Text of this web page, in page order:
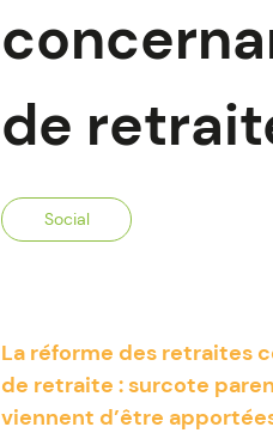
de
Social
La réforme des retraites
de retraite : surcote
viennent d’être